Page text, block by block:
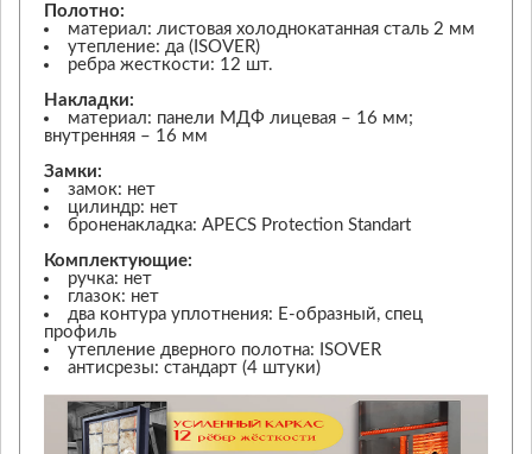
Полотно:
материал: листовая холоднокатанная сталь 2 мм
утепление: да (ISOVER)
ребра жесткости: 12 шт.
Накладки:
материал: панели МДФ лицевая – 16 мм;
внутренняя – 16 мм
Замки:
замок: нет
цилиндр: нет
броненакладка: APECS Protection Standart
Комплектующие:
ручка: нет
глазок: нет
два контура уплотнения: Е-образный, спец
профиль
утепление дверного полотна: ISOVER
антисрезы: стандарт (4 штуки)